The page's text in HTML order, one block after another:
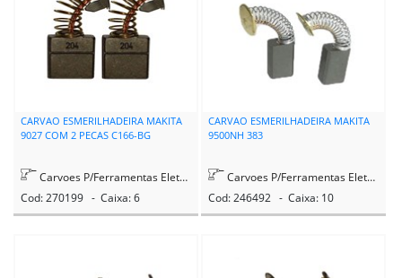
CARVAO ESMERILHADEIRA MAKITA
9027 COM 2 PECAS C166-BG
Carvoes P/Ferramentas Eletricas
Cod: 270199 - Caixa: 6
CARVAO ESMERILHADEIRA MAKITA
9500NH 383
Carvoes P/Ferramentas Eletricas
Cod: 246492 - Caixa: 10